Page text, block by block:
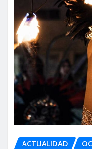
ACTUALIDAD